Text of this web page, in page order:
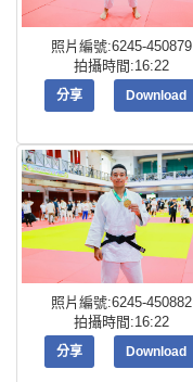
照片編號:6245-450879
拍攝時間:16:22
分享 Download
照片編號:6245-450882
拍攝時間:16:22
分享 Download